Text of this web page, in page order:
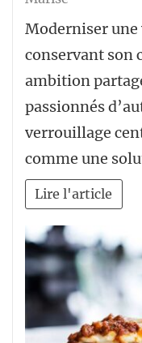
Moderniser
conservant son
ambition
passionnés
verrouillage
comme une
Lire l'article